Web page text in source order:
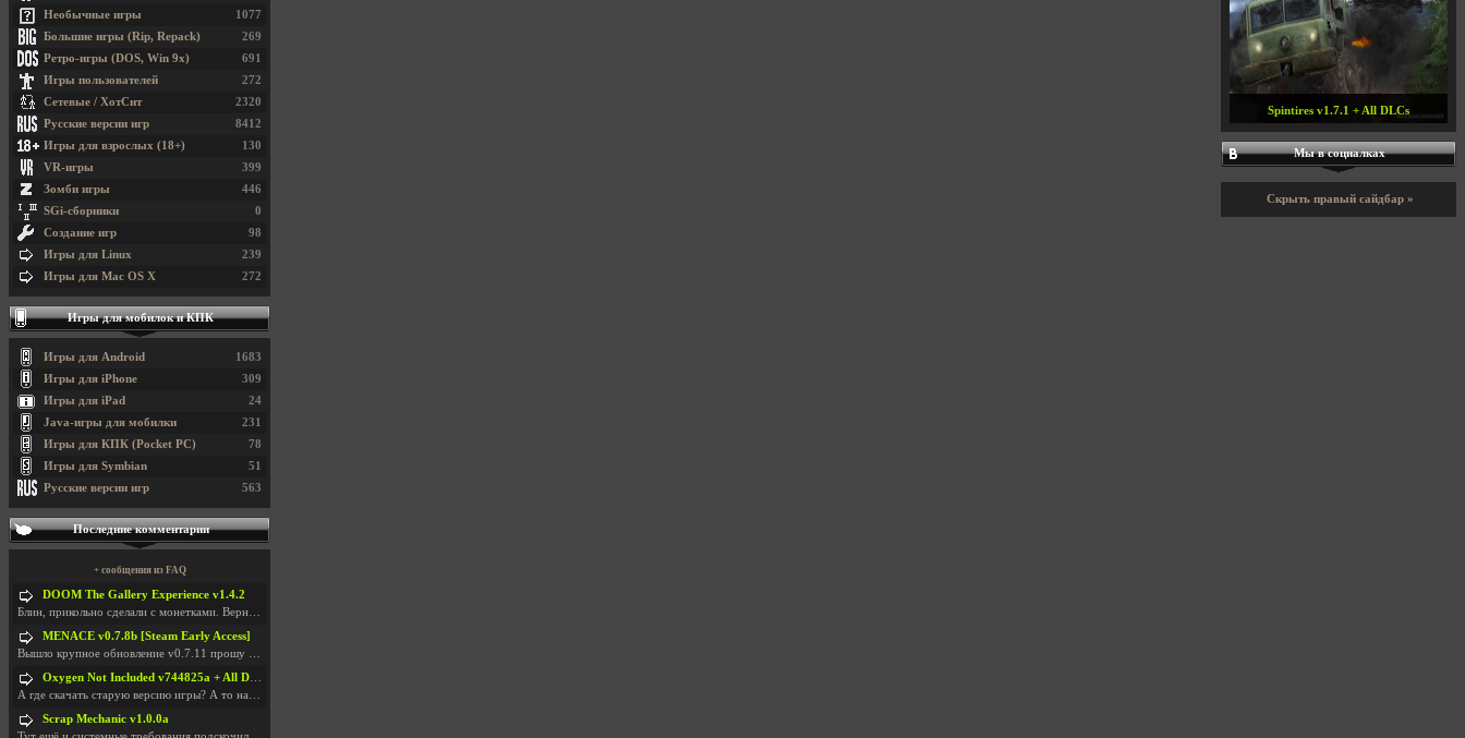
1077
Необычные игры
269
Большие игры (Rip, Repack)
691
Ретро-игры (DOS, Win 9x)
272
Игры пользователей
2320
Сетевые / ХотСит
8412
Русские версии игр
130
Игры для взрослых (18+)
399
VR-игры
446
Зомби игры
0
SGi-сборники
98
Создание игр
239
Игры для Linux
272
Игры для Mac OS X
Игры для мобилок и КПК
1683
Игры для Android
309
Игры для iPhone
24
Игры для iPad
231
Java-игры для мобилки
78
Игры для КПК (Pocket PC)
51
Игры для Symbian
563
Русские версии игр
Последние комментарии
+ сообщения из FAQ
DOOM The Gallery Experience v1.4.2
Блин, прикольно сделали с монетками. Вернулся в св
MENACE v0.7.8b [Steam Early Access]
Вышло крупное обновление v0.7.11 прошу обновить
Oxygen Not Included v744825a + All DLC
А где скачать старую версию игры? А то на новой но
Scrap Mechanic v1.0.0a
Spintires v1.7.1 + All DLCs
Мы в социалках
Скрыть правый сайдбар »